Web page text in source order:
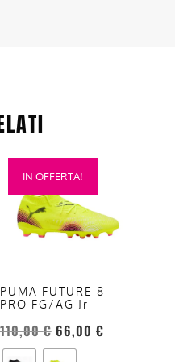
IN OFFERTA!
PUMA FUTURE 8
PRO FG/AG Jr
110,00€ 66,00 €
Questo
prodotto
opzioni
possono
essere
scelte